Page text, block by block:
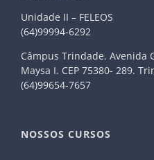
Unidade II – FELEOS
(64)99994-6292
Câmpus Trindade. Avenida
Maysa I. CEP 75380- 289.
(64)99654-7657
NOSSOS CURSOS